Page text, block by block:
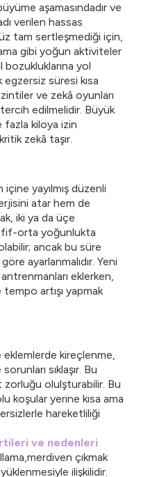
aşamasındadır ve
verilen hassas
tam sertleşmediği için,
gibi yoğun aktiviteler
bozukluklarına yol
süresi kısa
ve zekâ oyunları
edilmelidir. Büyük
fazla kiloya izin
zekâ taşır.
içine yayılmış düzenli
atar hem de
iki ya da üçe
orta yoğunlukta
ancak bu süre
ayarlanmalıdır. Yeni
eklerken,
artışı yapmak
eklemlerde kireçlenme,
sıklaşır. Bu
zorluğu olulşturabilir. Bu
koşular yerine kısa ama
hareketliliği
ve nedenleri
çıkmak
ilişkilidir.